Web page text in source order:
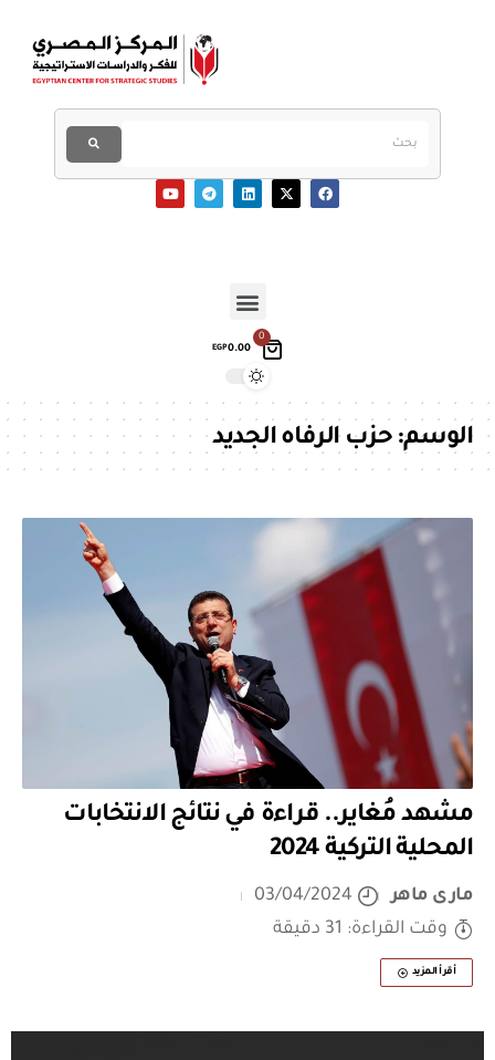
0
EGP0.00
الوسم:حزب الرفاه الجديد
مشهد مُغاير.. قراءة في نتائج الانتخابات
المحلية التركية 2024
مارى ماهر
03/04/2024
وقت القراءة: 31 دقيقة
أقرأ المزيد